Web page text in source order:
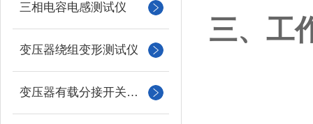
三相电容电感测试仪
变压器绕组变形测试仪
变压器有载分接开关测试仪
三、工